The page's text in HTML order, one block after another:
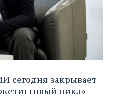
сегодня закрывает
цикл»